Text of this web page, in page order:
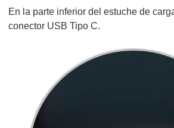
En la parte inferior del estuche de
conector USB Tipo C.